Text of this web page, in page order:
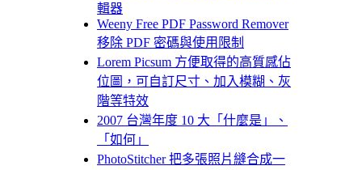
輯器
Weeny Free PDF Password Remover
移除 PDF 密碼與使用限制
Lorem Picsum 方便取得的高質感佔
位圖，可自訂尺寸、加入模糊、灰
階等特效
2007 台灣年度 10 大「什麼是」、
「如何」
PhotoStitcher 把多張照片縫合成一